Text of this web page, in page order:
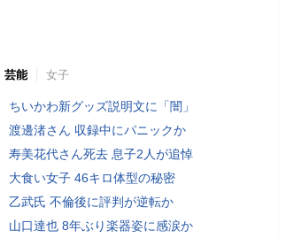
芸能 女子
ちいかわ新グッズ説明文に「闇」
渡邊渚さん 収録中にパニックか
寿美花代さん死去 息子2人が追悼
大食い女子 46キロ体型の秘密
乙武氏 不倫後に評判が逆転か
山口達也 8年ぶり楽器姿に感涙か